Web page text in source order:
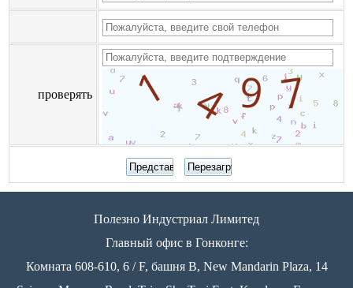
проверять
Полезно Индустриал Лимитед
Главный офис в Гонконге:
Комната 608-610, 6 / F, башня B, New Mandarin Plaza, 14